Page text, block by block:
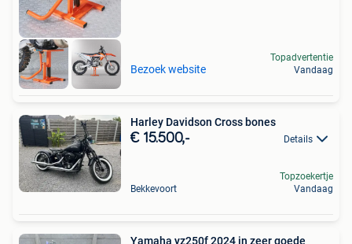
Bezoek website
Topadvertentie
Vandaag
Harley Davidson Cross bones
€ 15.500,- Details
Bekkevoort
Topzoekertje
Vandaag
Yamaha yz250f 2024 in zeer goede